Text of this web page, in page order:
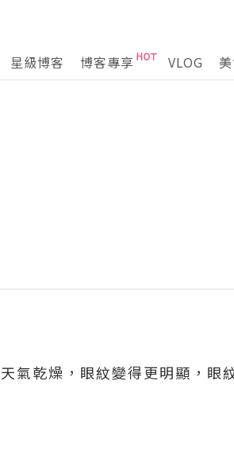
星級博客 博客專享 VLOG
氣乾燥，眼紋變得更明顯，眼